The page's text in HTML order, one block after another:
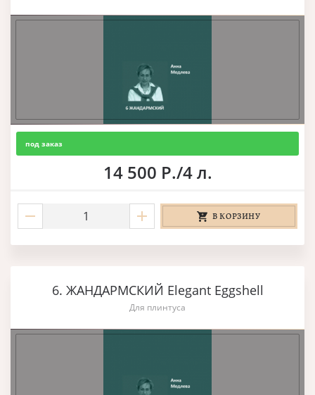
под заказ
14 500 Р./4 л.
В КОРЗИНУ
6. ЖАНДАРМСКИЙ Elegant Eggshell
Для плинтуса